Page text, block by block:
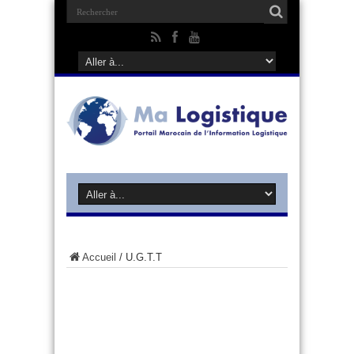
Accueil / U.G.T.T